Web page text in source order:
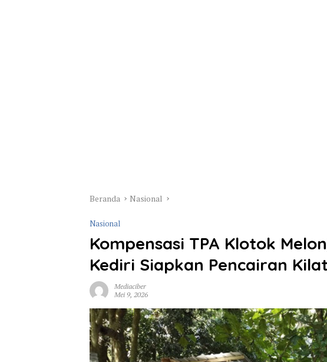
Beranda Nasional
Nasional
Kompensasi TPA Klotok
Kediri Siapkan Pencairan Kilat
Mediaciber
Mei 9, 2026